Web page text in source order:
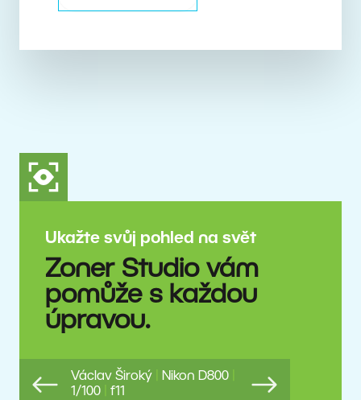
Ukažte svůj pohled na svět
Zoner Studio vám
pomůže s každou
úpravou.
Previous Next
Václav Široký Nikon D800
1/100
f11